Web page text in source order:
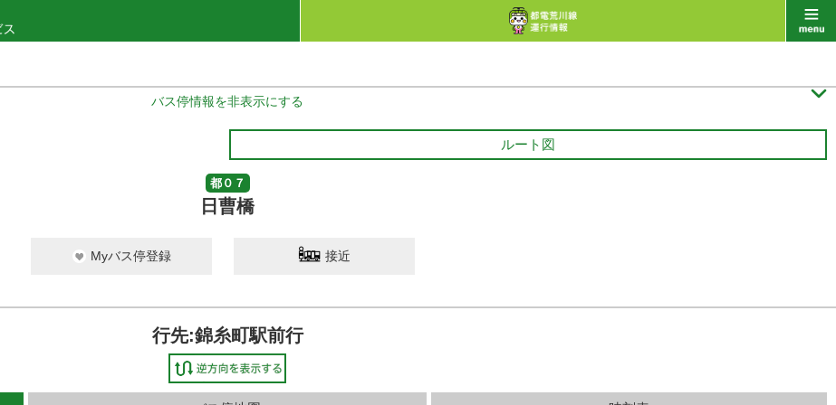
バス停情報を非表示にする 
ルート図
都０７
日曹橋
Myバス停登録 接近
行先:錦糸町駅前行